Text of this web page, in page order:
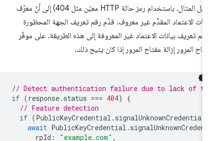
سبيل المثال، باستخدام رمز حالة HTTP معيّن مثل 404) إلى أنّ معرّف
الاعتماد المقدَّم غير معروف. قدِّم رقم تعريف الجهة المحظورة
تعريف بيانات الاعتماد غير المعروفة إلى هذه الطريقة. على موفّر
المرور إزالة مفتاح المرور إذا كان يتيح ذلك.
// Detect authentication failure due to lack of
if (response.status === 404
// Feature detection
if (PublicKeyCredential.signalUnknownCredential
await PublicKeyCredential.
rpId : "example.com"